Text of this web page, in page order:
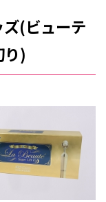
(ビューテ
り)